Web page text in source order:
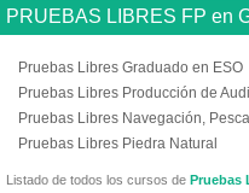
PRUEBAS LIBRES FP en
Pruebas Libres Graduado en ESO
Pruebas Libres Producción de
Pruebas Libres Navegación,
Pruebas Libres Piedra Natural
Listado de todos los cursos de Pruebas